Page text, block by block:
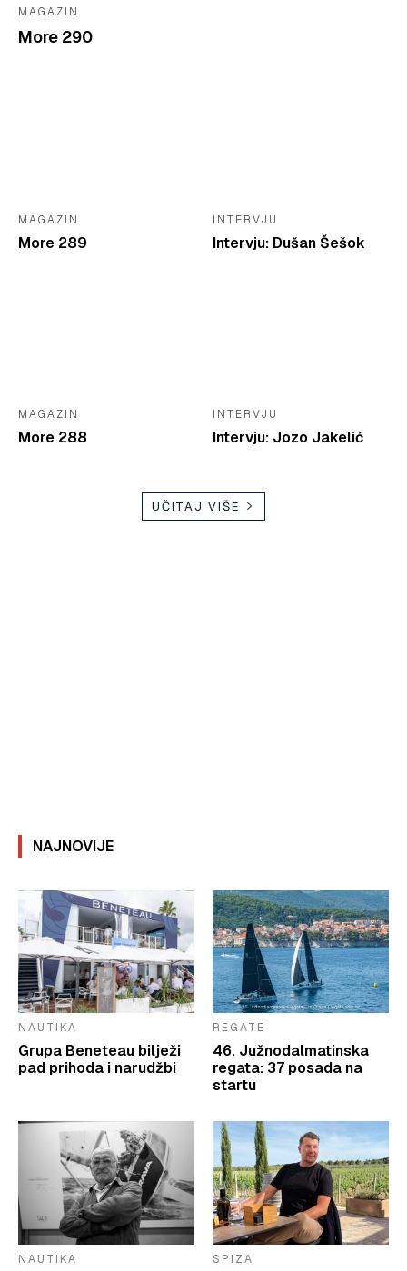
MAGAZIN
More 290
MAGAZIN
More 289
INTERVJU
Intervju: Dušan Šešok
MAGAZIN
More 288
INTERVJU
Intervju: Jozo Jakelić
UČITAJ VIŠE
NAJNOVIJE
NAUTIKA
Grupa Beneteau bilježi
pad prihoda i narudžbi
REGATE
46. Južnodalmatinska
regata: 37 posada na
startu
NAUTIKA SPIZA